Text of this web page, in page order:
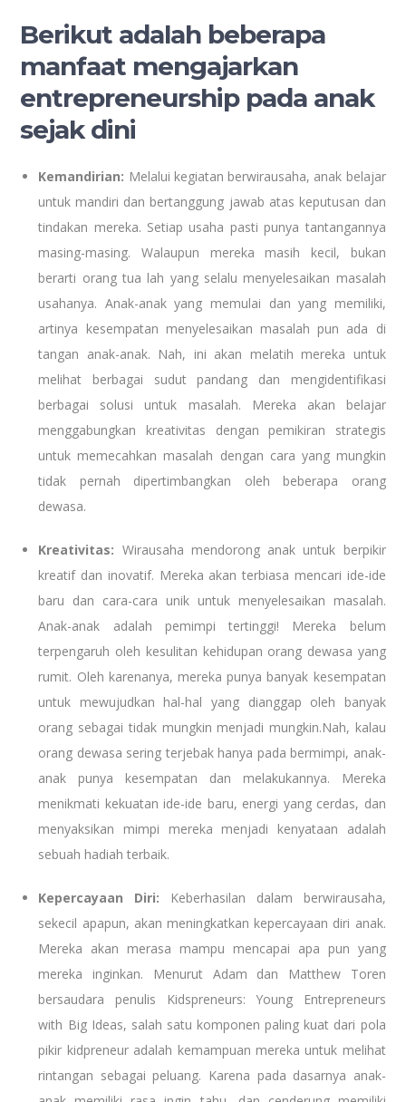
Berikut adalah beberapa
manfaat mengajarkan
entrepreneurship pada anak
sejak dini
Kemandirian: Melalui kegiatan berwirausaha, anak belajar
untuk mandiri dan bertanggung jawab atas keputusan dan
tindakan mereka. Setiap usaha pasti punya tantangannya
masing-masing. Walaupun mereka masih kecil, bukan
berarti orang tua lah yang selalu menyelesaikan masalah
usahanya. Anak-anak yang memulai dan yang memiliki,
artinya kesempatan menyelesaikan masalah pun ada di
tangan anak-anak. Nah, ini akan melatih mereka untuk
melihat berbagai sudut pandang dan mengidentifikasi
berbagai solusi untuk masalah. Mereka akan belajar
menggabungkan kreativitas dengan pemikiran strategis
untuk memecahkan masalah dengan cara yang mungkin
tidak pernah dipertimbangkan oleh beberapa orang
dewasa.
Kreativitas: Wirausaha mendorong anak untuk berpikir
kreatif dan inovatif. Mereka akan terbiasa mencari ide-ide
baru dan cara-cara unik untuk menyelesaikan masalah.
Anak-anak adalah pemimpi tertinggi! Mereka belum
terpengaruh oleh kesulitan kehidupan orang dewasa yang
rumit. Oleh karenanya, mereka punya banyak kesempatan
untuk mewujudkan hal-hal yang dianggap oleh banyak
orang sebagai tidak mungkin menjadi mungkin.Nah, kalau
orang dewasa sering terjebak hanya pada bermimpi, anak-
anak punya kesempatan dan melakukannya. Mereka
menikmati kekuatan ide-ide baru, energi yang cerdas, dan
menyaksikan mimpi mereka menjadi kenyataan adalah
sebuah hadiah terbaik.
Kepercayaan Diri: Keberhasilan dalam berwirausaha,
sekecil apapun, akan meningkatkan kepercayaan diri anak.
Mereka akan merasa mampu mencapai apa pun yang
mereka inginkan. Menurut Adam dan Matthew Toren
bersaudara penulis Kidspreneurs: Young Entrepreneurs
with Big Ideas, salah satu komponen paling kuat dari pola
pikir kidpreneur adalah kemampuan mereka untuk melihat
rintangan sebagai peluang. Karena pada dasarnya anak-